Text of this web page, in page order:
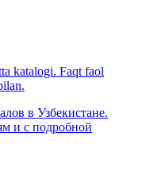
katalogi. Faqt faol
в Узбекистане.
и с подробной